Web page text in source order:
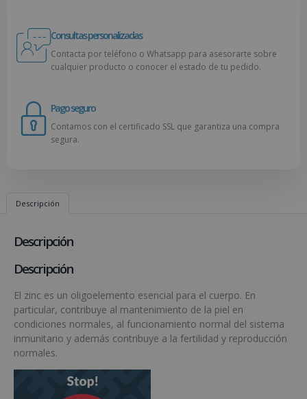
Consultas personalizadas
Contacta por teléfono o Whatsapp para asesorarte sobre
cualquier producto o conocer el estado de tu pedido.
Pago seguro
Contamos con el certificado SSL que garantiza una compra
segura.
Descripción
Descripción
Descripción
El zinc es un oligoelemento esencial para el cuerpo. En
particular, contribuye al mantenimiento de la piel en
condiciones normales, al funcionamiento normal del sistema
inmunitario y además contribuye a la fertilidad y reproducción
normales.